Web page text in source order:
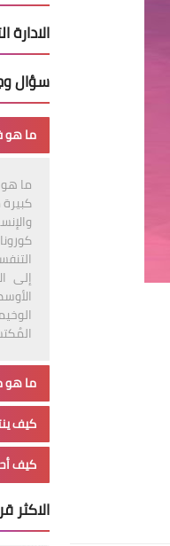
الادارة
سؤال
ما هو
ما
إلى
ما هو
كيف
كيف
الاكثر